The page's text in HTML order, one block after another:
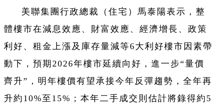
美聯集團行政總裁（住宅）馬泰陽表示，整
體樓市在減息效應、財富效應、經濟增長、政策
利好、租金上漲及庫存量減等6大利好樓市因素帶
動下，預期2026年樓市延續向好，進一步“量價
齊升”，明年樓價有望承接今年反彈趨勢，全年再
升約10%至15%；本年二手成交則估計將錄得約5